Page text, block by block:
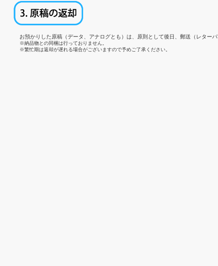
お預かりした原稿（データ、アナログとも）は、原則として後日、郵送（レター
※納品物との同梱は行っておりません。
※繁忙期は返却が遅れる場合がございますので予めご了承ください。